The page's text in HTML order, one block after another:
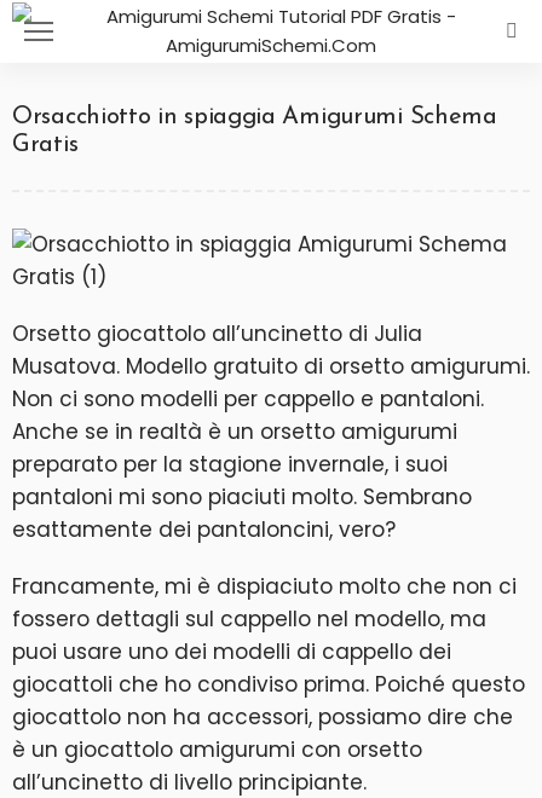
Orsacchiotto in spiaggia Amigurumi Schema
Gratis
Orsetto giocattolo all’uncinetto di Julia
Musatova. Modello gratuito di orsetto amigurumi.
Non ci sono modelli per cappello e pantaloni.
Anche se in realtà è un orsetto amigurumi
preparato per la stagione invernale, i suoi
pantaloni mi sono piaciuti molto. Sembrano
esattamente dei pantaloncini, vero?
Francamente, mi è dispiaciuto molto che non ci
fossero dettagli sul cappello nel modello, ma
puoi usare uno dei modelli di cappello dei
giocattoli che ho condiviso prima. Poiché questo
giocattolo non ha accessori, possiamo dire che
è un giocattolo amigurumi con orsetto
all’uncinetto di livello principiante.